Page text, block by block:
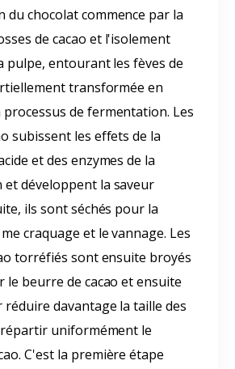
du chocolat commence par la
de cacao et l'isolement
pulpe, entourant les fèves de
transformée en
de fermentation. Les
subissent les effets de la
et des enzymes de la
développent la saveur
ils sont séchés pour la
craquage et le vannage. Les
torréfiés sont ensuite broyés
le beurre de cacao et ensuite
davantage la taille des
uniformément le
C'est la première étape